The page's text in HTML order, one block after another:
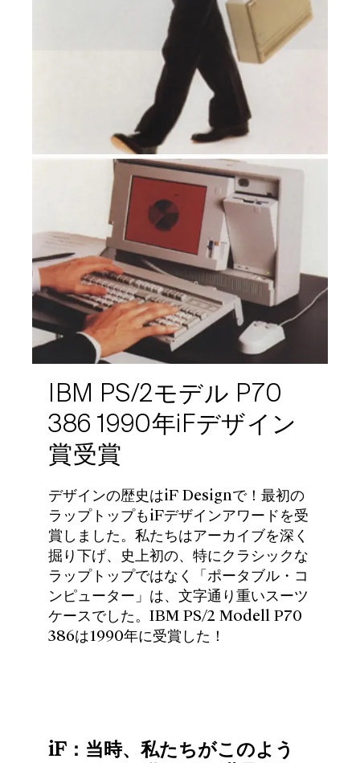
IBM PS/2モデル P70
386 1990年iFデザイン
賞受賞
デザインの歴史はiF Designで！最初の
ラップトップもiFデザインアワードを受
賞しました。私たちはアーカイブを深く
掘り下げ、史上初の、特にクラシックな
ラップトップではなく「ポータブル・コ
ンピューター」は、文字通り重いスーツ
ケースでした。IBM PS/2 Modell P70
386は1990年に受賞した！
iF：当時、私たちがこのよう